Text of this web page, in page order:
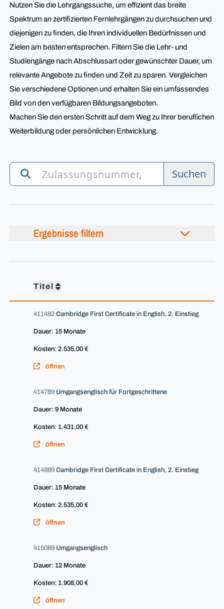
Nutzen Sie die Lehrgangssuche, um effizient das breite
Spektrum an zertifizierten Fernlehrgängen zu durchsuchen und
diejenigen zu finden, die Ihren individuellen Bedürfnissen und
Zielen am besten entsprechen. Filtern Sie die Lehr- und
Studiengänge nach Abschlussart oder gewünschter Dauer, um
relevante Angebote zu finden und Zeit zu sparen. Vergleichen
Sie verschiedene Optionen und erhalten Sie ein umfassendes
Bild von den verfügbaren Bildungsangeboten.
Machen Sie den ersten Schritt auf dem Weg zu Ihrer beruflichen
Weiterbildung oder persönlichen Entwicklung.
Suchen
Ergebnisse filtern
Titel
411482 Cambridge First Certificate in English, 2. Einstieg
Dauer: 15 Monate
Kosten: 2.535,00 €
öffnen
414789 Umgangsenglisch für Fortgeschrittene
Dauer: 9 Monate
Kosten: 1.431,00 €
öffnen
414889 Cambridge First Certificate in English, 2. Einstieg
Dauer: 15 Monate
Kosten: 2.535,00 €
öffnen
415089 Umgangsenglisch
Dauer: 12 Monate
Kosten: 1.908,00 €
öffnen